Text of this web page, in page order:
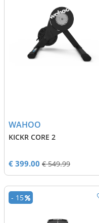
WAHOO
KICKR CORE 2
€ 399.00 € 549.99
- 15